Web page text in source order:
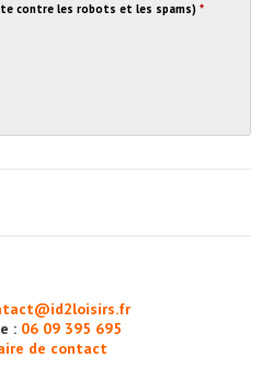
contre les robots et les spams) *
: 06 09 395 695
de contact